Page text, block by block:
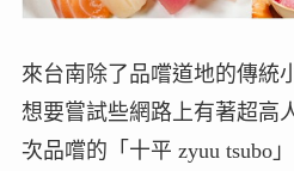
來台南除了品嚐道地的傳統
想要嘗試些網路上有著超高
次品嚐的「十平 zyuu tsubo